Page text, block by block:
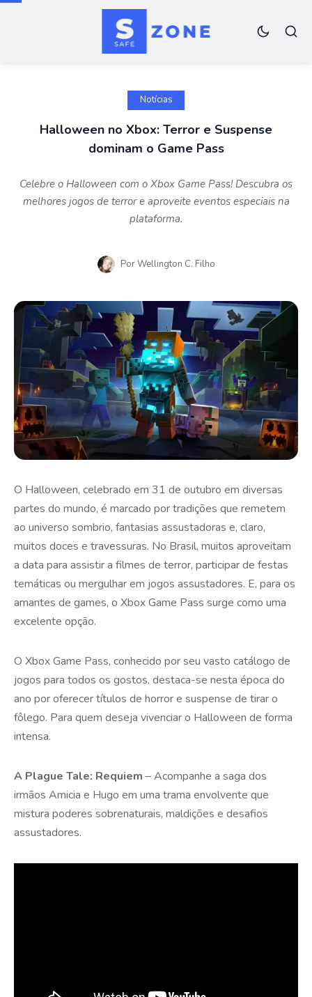
Notícias
Halloween no Xbox: Terror e Suspense
dominam o Game Pass
Celebre o Halloween com o Xbox Game Pass! Descubra os
melhores jogos de terror e aproveite eventos especiais na
plataforma.
PorWellington C. Filho
O Halloween, celebrado em 31 de outubro em diversas
partes do mundo, é marcado por tradições que remetem
ao universo sombrio, fantasias assustadoras e, claro,
muitos doces e travessuras. No Brasil, muitos aproveitam
a data para assistir a filmes de terror, participar de festas
temáticas ou mergulhar em jogos assustadores. E, para os
amantes de games, o Xbox Game Pass surge como uma
excelente opção.
O Xbox Game Pass, conhecido por seu vasto catálogo de
jogos para todos os gostos, destaca-se nesta época do
ano por oferecer títulos de horror e suspense de tirar o
fôlego. Para quem deseja vivenciar o Halloween de forma
intensa.
A Plague Tale: Requiem – Acompanhe a saga dos
irmãos Amicia e Hugo em uma trama envolvente que
mistura poderes sobrenaturais, maldições e desafios
assustadores.